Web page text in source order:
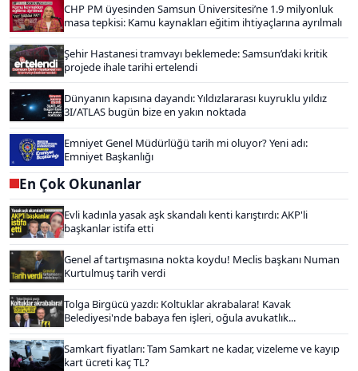
CHP PM üyesinden Samsun Üniversitesi’ne 1.9 milyonluk
masa tepkisi: Kamu kaynakları eğitim ihtiyaçlarına ayrılmalı
Şehir Hastanesi tramvayı beklemede: Samsun’daki kritik
projede ihale tarihi ertelendi
Dünyanın kapısına dayandı: Yıldızlararası kuyruklu yıldız
3I/ATLAS bugün bize en yakın noktada
Emniyet Genel Müdürlüğü tarih mi oluyor? Yeni adı:
Emniyet Başkanlığı
En Çok Okunanlar
Evli kadınla yasak aşk skandalı kenti karıştırdı: AKP'li
başkanlar istifa etti
Genel af tartışmasına nokta koydu! Meclis başkanı Numan
Kurtulmuş tarih verdi
Tolga Birgücü yazdı: Koltuklar akrabalara! Kavak
Belediyesi'nde babaya fen işleri, oğula avukatlık...
Samkart fiyatları: Tam Samkart ne kadar, vizeleme ve kayıp
kart ücreti kaç TL?